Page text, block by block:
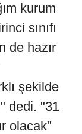
kurum
sınıfı
de hazır
şekilde
dedi. "31
olacak"